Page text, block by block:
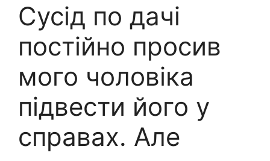
Сусід по дачі
постійно просив
мого чоловіка
підвести його у
справах. Але